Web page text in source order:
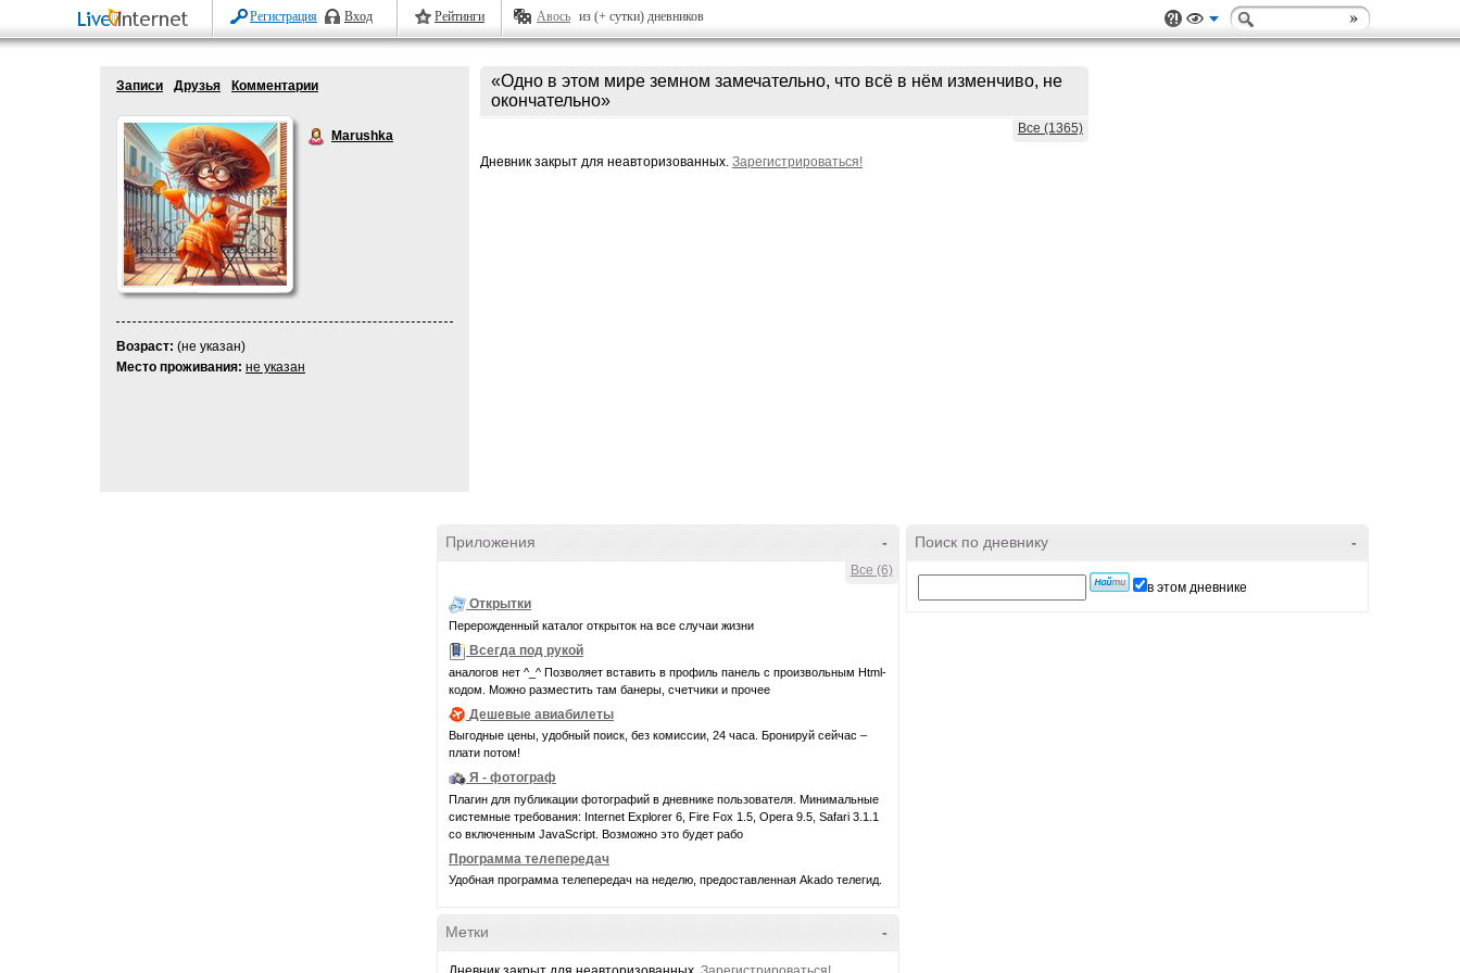
Регистрация Вход Рейтинги Авось из (+ сутки) дневников
Записи Друзья Комментарии
Marushka
Возраст: (не указан)
Место проживания: не указан
«Одно в этом мире земном замечательно, что всё в нём изменчиво, не
окончательно»
Все (1365)
Дневник закрыт для неавторизованных. Зарегистрироваться!
-
Приложения
Все (6)
Открытки
Перерожденный каталог открыток на все случаи жизни
Всегда под рукой
аналогов нет ^_^ Позволяет вставить в профиль панель с произвольным Html-
кодом. Можно разместить там банеры, счетчики и прочее
Дешевые авиабилеты
Выгодные цены, удобный поиск, без комиссии, 24 часа. Бронируй сейчас –
плати потом!
Я - фотограф
Плагин для публикации фотографий в дневнике пользователя. Минимальные
системные требования: Internet Explorer 6, Fire Fox 1.5, Opera 9.5, Safari 3.1.1
со включенным JavaScript. Возможно это будет рабо
Программа телепередач
Удобная программа телепередач на неделю, предоставленная Akado телегид.
-
Метки
-
Поиск по дневнику
в этом дневнике